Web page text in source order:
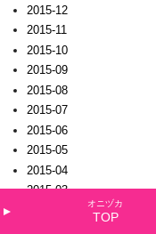
2015-12
2015-11
2015-10
2015-09
2015-08
2015-07
2015-06
2015-05
2015-04
2015-03
オニヅカ
TOP